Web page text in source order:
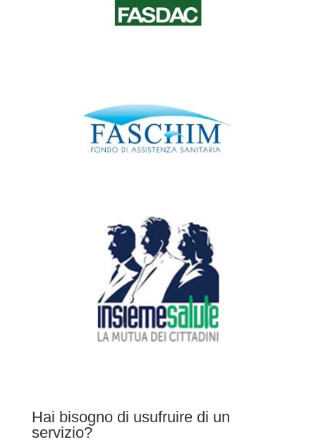
Hai bisogno di usufruire di un
servizio?